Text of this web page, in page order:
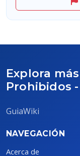
Explora
Prohibidos -
GuiaWiki
NAVEGACIÓN
Acerca de